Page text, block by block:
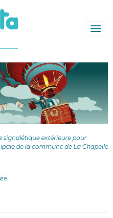
signalétique extérieure pour
de la commune de La Chapelle